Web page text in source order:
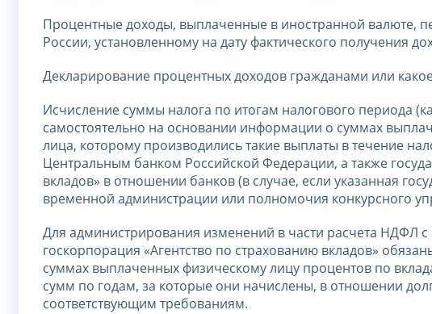
Процентные доходы, выплаченные в иностранной валюте,
России, установленному на дату фактического получения
Декларирование процентных доходов гражданами или
Исчисление суммы налога по итогам налогового периода
самостоятельно на основании информации о суммах
лица, которому производились такие выплаты в течение
Центральным банком Российской Федерации, а также
вкладов» в отношении банков (в случае, если указанная
временной администрации или полномочия конкурсного
Для администрирования изменений в части расчета НДФЛ
госкорпорация «Агентство по страхованию вкладов»
суммах выплаченных физическому лицу процентов по
сумм по годам, за которые они начислены, в отношении
соответствующим требованиям.